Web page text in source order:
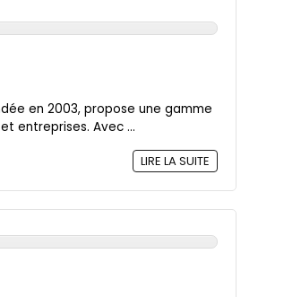
en 2003, propose une gamme
entreprises. Avec ...
LIRE LA SUITE